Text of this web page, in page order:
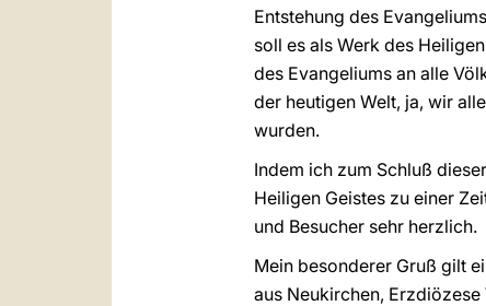
Entstehung des
soll es als Werk des
des Evangeliums an alle
der heutigen Welt, ja, wir
wurden.
Indem ich zum Schluß
Heiligen Geistes zu einer
und Besucher sehr herzlich.
Mein besonderer Gruß gilt
aus Neukirchen, Erzdiözese